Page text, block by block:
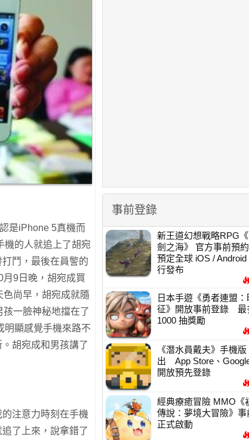
是iPhone 5真機而
機的人就追上了胡宛
鬥，最後在員警的
9日晚，胡宛成買
色尚早，胡宛成就隨
一臉神秘地擋在了
明顯感覺手機來路不
胡宛成和男孩講了
的注意力時刻在手機
了上來，說拿錯了
事前登錄
新王道幻想戰略RPG《
劍之海》 官方事前預
預定全球 iOS /
行發布
日本手遊《勇者連盟：
征》開放事前登錄 最
1000 抽獎勵
《潛水員戴夫》手機
出 App Store、
開放預先登錄
經典療癒冒險 MMO《
傳說：夢境大冒險》事
正式啟動